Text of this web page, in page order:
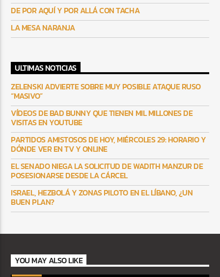
DE POR AQUÍ Y POR ALLÁ CON TACHA
LA MESA NARANJA
ULTIMAS NOTICIAS
ZELENSKI ADVIERTE SOBRE MUY POSIBLE ATAQUE RUSO
“MASIVO”
VÍDEOS DE BAD BUNNY QUE TIENEN MIL MILLONES DE
VISITAS EN YOUTUBE
PARTIDOS AMISTOSOS DE HOY, MIÉRCOLES 29: HORARIO Y
DÓNDE VER EN TV Y ONLINE
EL SENADO NIEGA LA SOLICITUD DE WADITH MANZUR DE
POSESIONARSE DESDE LA CÁRCEL
ISRAEL, HEZBOLÁ Y ZONAS PILOTO EN EL LÍBANO, ¿UN
BUEN PLAN?
YOU MAY ALSO LIKE